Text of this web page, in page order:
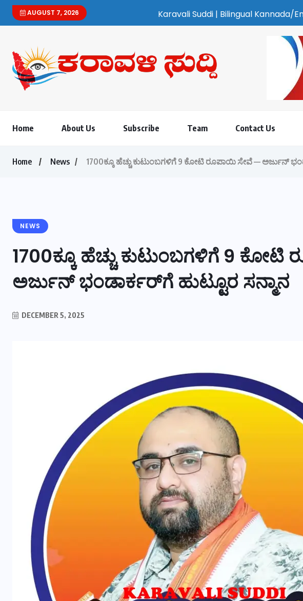
AUGUST 7, 2026 Karavali Suddi | Bilingual Kannada/English Weekly
Home About Us Subscribe Team Contact Us
Home News 1700ಕ್ಕೂ ಹೆಚ್ಚು ಕುಟುಂಬಗಳಿಗೆ 9 ಕೋಟಿ ರೂಪಾಯಿ ಸೇವೆ — ಅರ್ಜುನ್
NEWS
1700ಕ್ಕೂ ಹೆಚ್ಚು ಕುಟುಂಬಗಳಿಗೆ 9
ಅರ್ಜುನ್ ಭಂಡಾರ್ಕರ್‌ಗೆ ಹುಟ್ಟೂರ ಸನ್ಮಾನ
DECEMBER 5, 2025